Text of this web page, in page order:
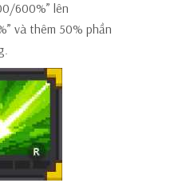
600%” lên
và thêm 50% phần